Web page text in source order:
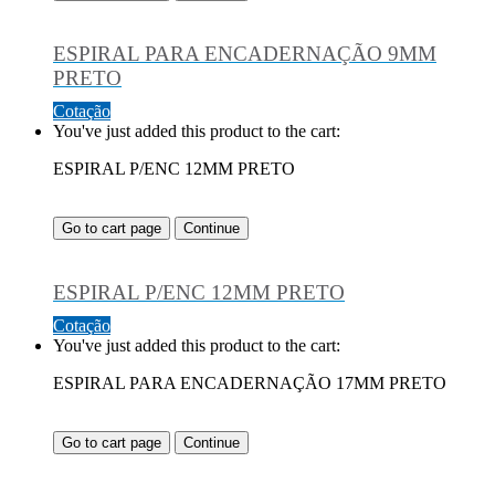
ESPIRAL PARA ENCADERNAÇÃO 9MM
PRETO
Cotação
You've just added this product to the cart:
ESPIRAL P/ENC 12MM PRETO
Go to cart page Continue
ESPIRAL P/ENC 12MM PRETO
Cotação
You've just added this product to the cart:
ESPIRAL PARA ENCADERNAÇÃO 17MM PRETO
Go to cart page Continue